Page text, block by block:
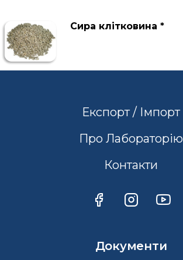
Сира клітковина *
Експорт / Імпорт
Про Лабораторію
Контакти
Документи